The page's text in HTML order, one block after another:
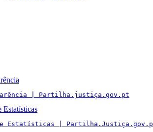
| Partilha.justiça.gov.pt
Estatísticas
e Estatísticas |